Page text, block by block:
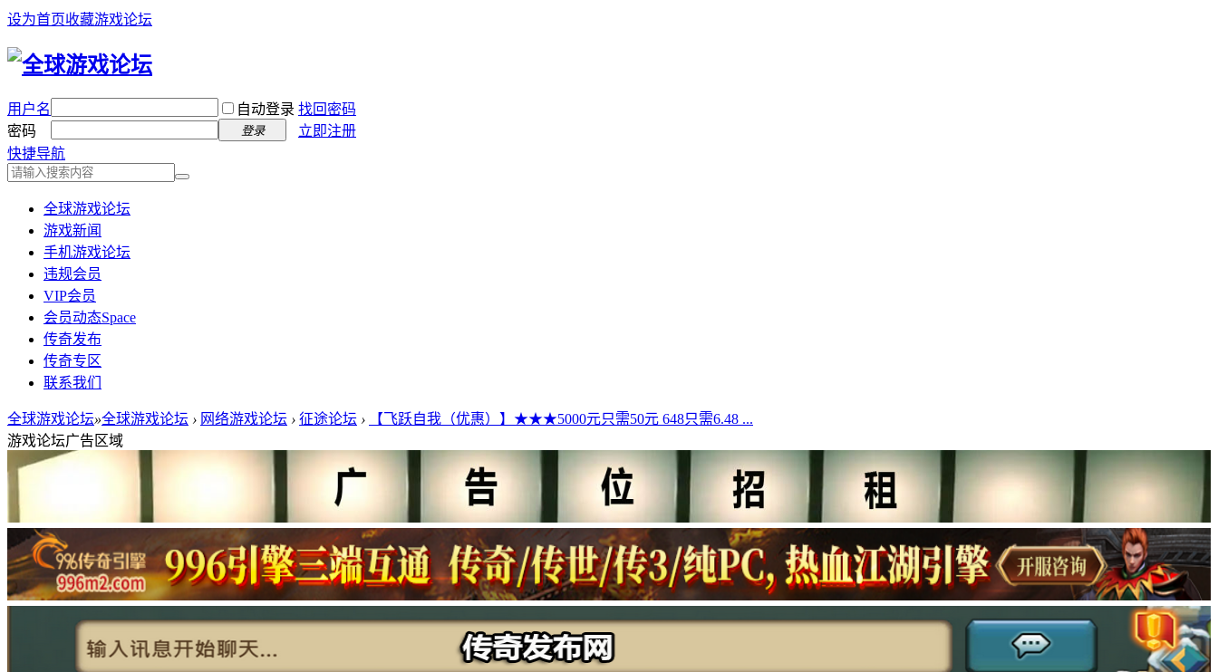
设为首页收藏游戏论坛
用户名 自动登录 找回密码
密码
登录
立即注册
快捷导航
全球游戏论坛
游戏新闻
手机游戏论坛
违规会员
VIP会员
会员动态Space
传奇发布
传奇专区
联系我们
全球游戏论坛»全球游戏论坛 › 网络游戏论坛 › 征途论坛 ›
【飞跃自我（优惠）】★★★5000元只需50元 648只需6.48 ...
游戏论坛广告区域